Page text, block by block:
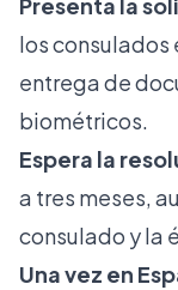
los consulados
entrega de
biométricos.
Espera la
a tres meses,
consulado y la
Una vez en